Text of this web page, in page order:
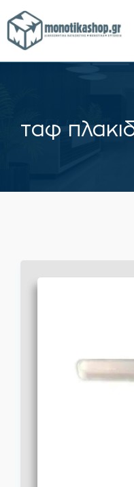
Μετάβαση
σε
περιεχόμενο
ταφ